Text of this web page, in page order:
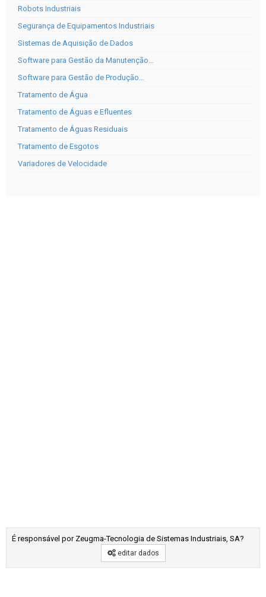
Robots Industriais
Segurança de Equipamentos Industriais
Sistemas de Aquisição de Dados
Software para Gestão da Manutenção…
Software para Gestão de Produção…
Tratamento de Água
Tratamento de Águas e Efluentes
Tratamento de Águas Residuais
Tratamento de Esgotos
Variadores de Velocidade
É responsável por Zeugma-Tecnologia de Sistemas Industriais, SA?
editar dados